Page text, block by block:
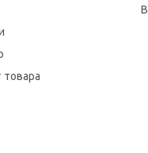
товара